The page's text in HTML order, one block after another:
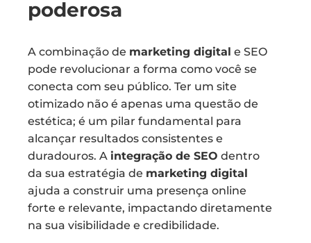
poderosa
A combinação de marketing digital e SEO
pode revolucionar a forma como você se
conecta com seu público. Ter um site
otimizado não é apenas uma questão de
estética; é um pilar fundamental para
alcançar resultados consistentes e
duradouros. A integração de SEO dentro
da sua estratégia de marketing digital
ajuda a construir uma presença online
forte e relevante, impactando diretamente
na sua visibilidade e credibilidade.